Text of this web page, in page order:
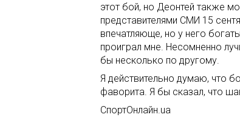
этот бой, но Деонтей также
представителями СМИ 15
впечатляюще, но у него
проиграл мне. Несомненно
бы несколько по другому.
Я действительно думаю, что
фаворита. Я бы сказал, что
СпортОнлайн.ua